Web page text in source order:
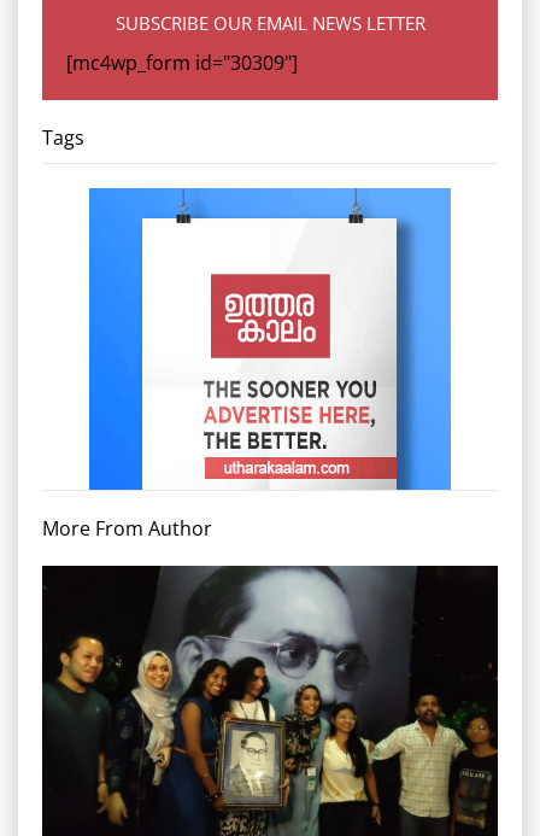
SUBSCRIBE OUR EMAIL NEWS LETTER
[mc4wp_form id="30309"]
Tags
More From Author